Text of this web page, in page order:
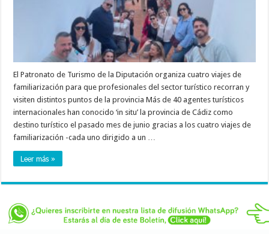
El Patronato de Turismo de la Diputación organiza cuatro viajes de
familiarización para que profesionales del sector turístico recorran y
visiten distintos puntos de la provincia Más de 40 agentes turísticos
internacionales han conocido ‘in situ’ la provincia de Cádiz como
destino turístico el pasado mes de junio gracias a los cuatro viajes de
familiarización -cada uno dirigido a un …
Leer más »